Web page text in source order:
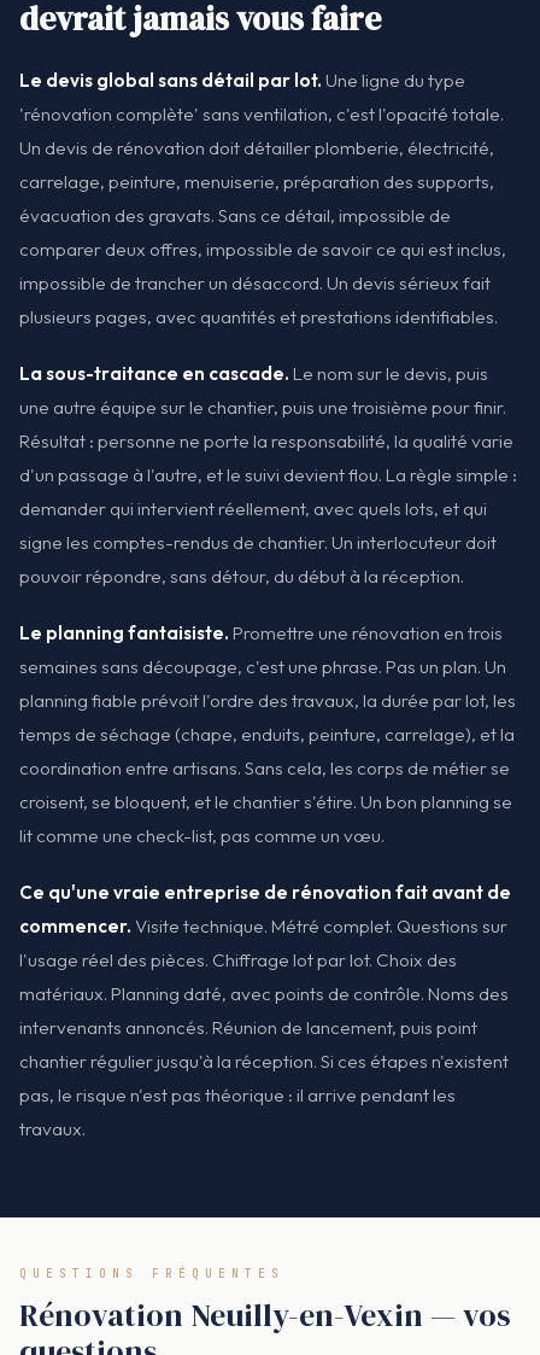
devrait jamais vous faire
Le devis global sans détail par lot. Une ligne du type
'rénovation complète' sans ventilation, c'est l'opacité totale.
Un devis de rénovation doit détailler plomberie, électricité,
carrelage, peinture, menuiserie, préparation des supports,
évacuation des gravats. Sans ce détail, impossible de
comparer deux offres, impossible de savoir ce qui est inclus,
impossible de trancher un désaccord. Un devis sérieux fait
plusieurs pages, avec quantités et prestations identifiables.
La sous-traitance en cascade. Le nom sur le devis, puis
une autre équipe sur le chantier, puis une troisième pour finir.
Résultat : personne ne porte la responsabilité, la qualité varie
d'un passage à l'autre, et le suivi devient flou. La règle simple :
demander qui intervient réellement, avec quels lots, et qui
signe les comptes-rendus de chantier. Un interlocuteur doit
pouvoir répondre, sans détour, du début à la réception.
Le planning fantaisiste. Promettre une rénovation en trois
semaines sans découpage, c'est une phrase. Pas un plan. Un
planning fiable prévoit l'ordre des travaux, la durée par lot, les
temps de séchage (chape, enduits, peinture, carrelage), et la
coordination entre artisans. Sans cela, les corps de métier se
croisent, se bloquent, et le chantier s'étire. Un bon planning se
lit comme une check-list, pas comme un vœu.
Ce qu'une vraie entreprise de rénovation fait avant de
commencer. Visite technique. Métré complet. Questions sur
l'usage réel des pièces. Chiffrage lot par lot. Choix des
matériaux. Planning daté, avec points de contrôle. Noms des
intervenants annoncés. Réunion de lancement, puis point
chantier régulier jusqu'à la réception. Si ces étapes n'existent
pas, le risque n'est pas théorique : il arrive pendant les
travaux.
QUESTIONS FRÉQUENTES
Rénovation Neuilly-en-Vexin — vos